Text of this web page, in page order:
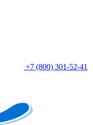
+7 (800) 301-52-41